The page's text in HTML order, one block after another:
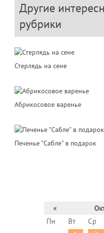
Другие
рубрики
Стерлядь на сене
Абрикосовое варенье
Печенье "Сабле" в подарок
«
Пн
Вт Ср